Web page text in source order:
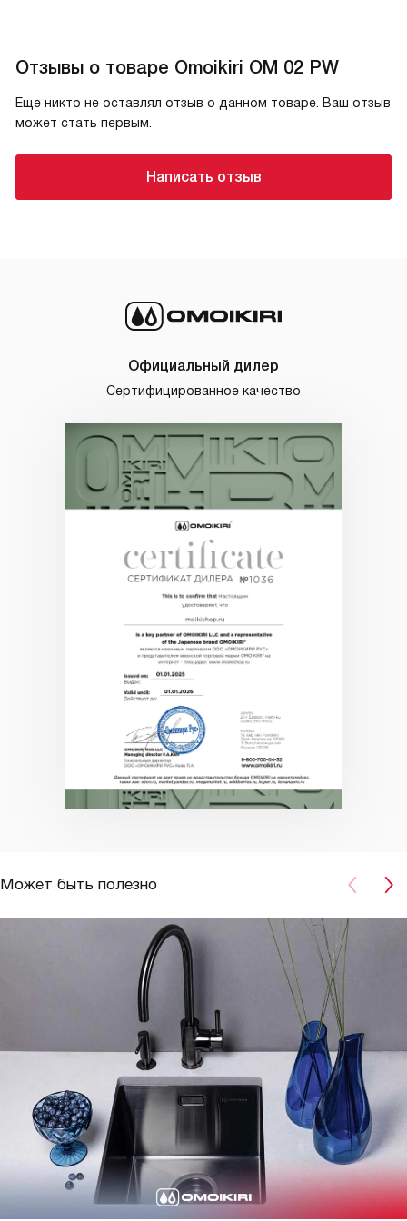
Отзывы о товаре Omoikiri OM 02 PW
Еще никто не оставлял отзыв о данном товаре. Ваш отзыв
может стать первым.
Написать отзыв
Официальный дилер
Сертифицированное качество
Может быть полезно